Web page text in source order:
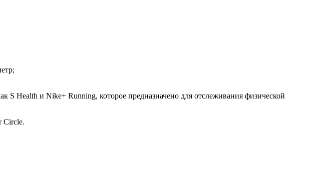
Health и Nike+ Running, которое предназначено для отслеживания физической
Circle.